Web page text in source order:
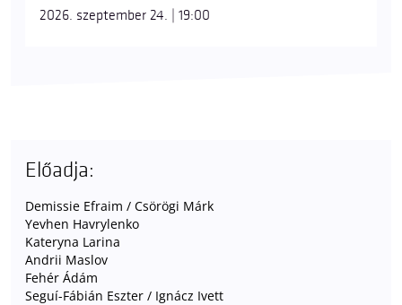
2026. szeptember 24. | 19:00
Előadja:
Demissie Efraim / Csörögi Márk
Yevhen Havrylenko
Kateryna Larina
Andrii Maslov
Fehér Ádám
Seguí-Fábián Eszter / Ignácz Ivett